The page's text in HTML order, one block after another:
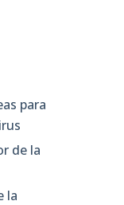
para
de la
la